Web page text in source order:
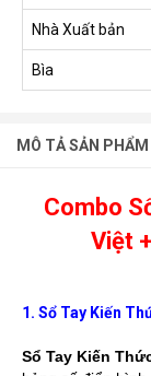
Nhà Xuất bản
Bìa
MÔ TẢ SẢN PHẨM
Combo
Việt
1. Sổ Tay Kiến
Sổ Tay Kiến